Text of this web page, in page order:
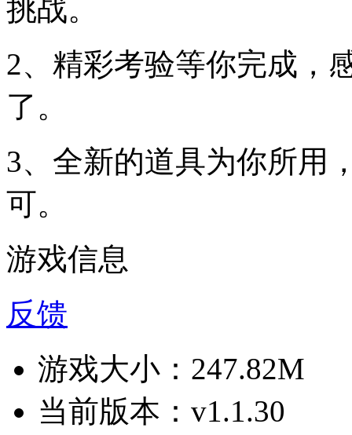
挑战。
2、精彩考验等你完成，
了。
3、全新的道具为你所用
可。
游戏信息
反馈
游戏大小： 247.82M
当前版本： v1.1.30